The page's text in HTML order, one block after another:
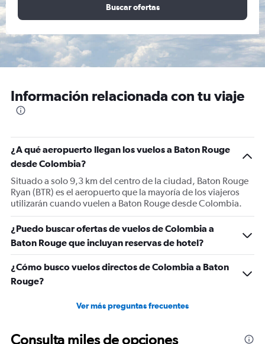
Buscar ofertas
Información relacionada con tu viaje
¿A qué aeropuerto llegan los vuelos a Baton Rouge
desde Colombia?
Situado a solo 9,3 km del centro de la ciudad, Baton Rouge
Ryan (BTR) es el aeropuerto que la mayoría de los viajeros
utilizarán cuando vuelen a Baton Rouge desde Colombia.
¿Puedo buscar ofertas de vuelos de Colombia a
Baton Rouge que incluyan reservas de hotel?
¿Cómo busco vuelos directos de Colombia a Baton
Rouge?
Ver más preguntas frecuentes
Consulta miles de opciones